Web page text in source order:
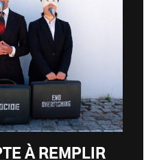
À REMPLIR